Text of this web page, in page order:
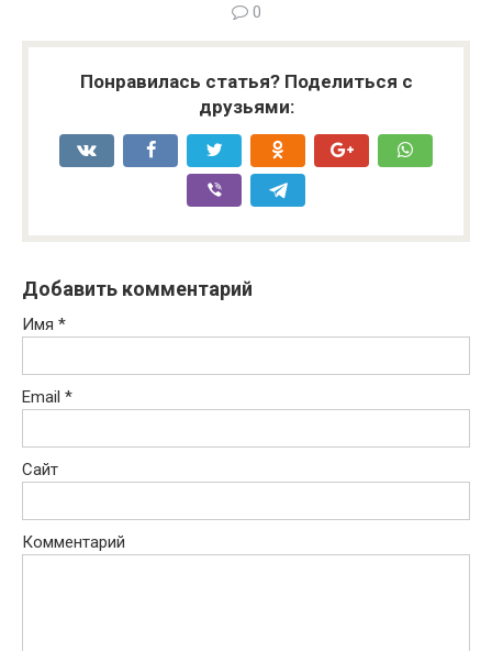
0
Понравилась статья? Поделиться с
друзьями:
Добавить комментарий
Имя *
Email *
Сайт
Комментарий